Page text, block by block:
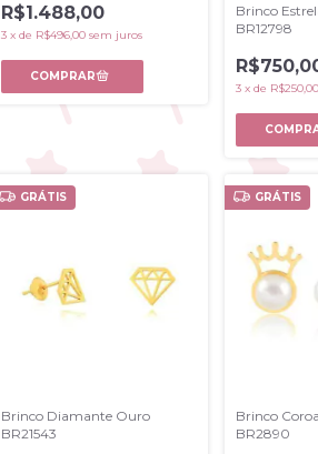
R$1.488,00
3 x de R$496,00 sem juros
Brinco
BR12798
3 xde R$250,00
GRÁTIS
Brinco Diamante Ouro
BR21543
GRÁTIS
Brinco
BR2890